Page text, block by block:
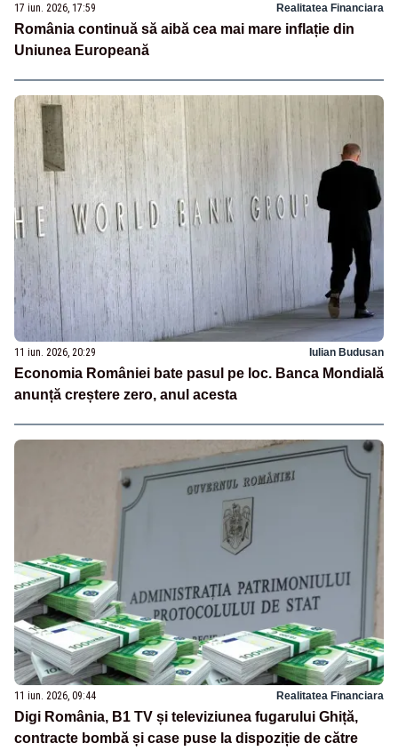
17 iun. 2026, 17:59 Realitatea Financiara
România continuă să aibă cea mai mare inflație din
Uniunea Europeană
11 iun. 2026, 20:29 Iulian Budusan
Economia României bate pasul pe loc. Banca Mondială
anunță creștere zero, anul acesta
11 iun. 2026, 09:44 Realitatea Financiara
Digi România, B1 TV și televiziunea fugarului Ghiță,
contracte bombă și case puse la dispoziție de către